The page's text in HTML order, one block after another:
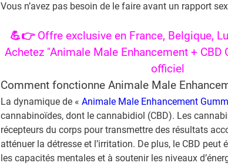
Vous n’avez pas besoin de le faire avant un rapport
💪👉 Offre exclusive en France, Belgique,
Achetez "Animale Male Enhancement +
officiel
Comment fonctionne Animale Male
La dynamique de « Animale Male Enhancement
cannabinoïdes, dont le cannabidiol (CBD). Les
récepteurs du corps pour transmettre des résultats
atténuer la détresse et l’irritation. De plus, le CBD peut
les capacités mentales et à soutenir les niveaux